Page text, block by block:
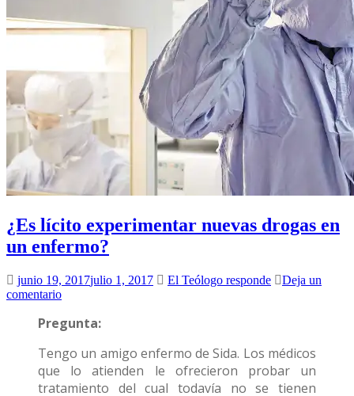
¿Es lícito experimentar nuevas drogas en
un enfermo?
junio 19, 2017julio 1, 2017 El Teólogo responde
Deja un
comentario
Pregunta:
Tengo un amigo enfermo de Sida. Los médicos
que lo atienden le ofrecieron probar un
tratamiento del cual todavía no se tienen